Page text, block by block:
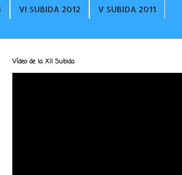
VI SUBIDA 2012
V SUBIDA 2011
Vídeo de la XII Subida